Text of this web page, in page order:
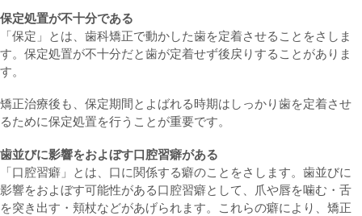
保定処置が不十分である
「保定」とは、歯科矯正で動かした歯を定着させることをさしま
す。保定処置が不十分だと歯が定着せず後戻りすることがありま
す。
矯正治療後も、保定期間とよばれる時期はしっかり歯を定着させ
るために保定処置を行うことが重要です。
歯並びに影響をおよぼす口腔習癖がある
「口腔習癖」とは、口に関係する癖のことをさします。歯並びに
影響をおよぼす可能性がある口腔習癖として、爪や唇を噛む・舌
を突き出す・頬杖などがあげられます。これらの癖により、矯正